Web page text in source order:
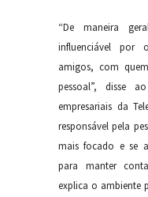
“De maneira
influenciável por
amigos, com
pessoal”, disse
empresariais da
responsável pela
mais focado e se
para manter
explica o ambiente